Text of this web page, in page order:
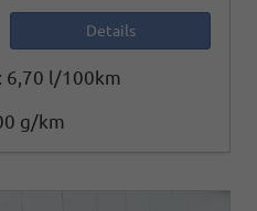
Details
6,70 l/100km
g/km